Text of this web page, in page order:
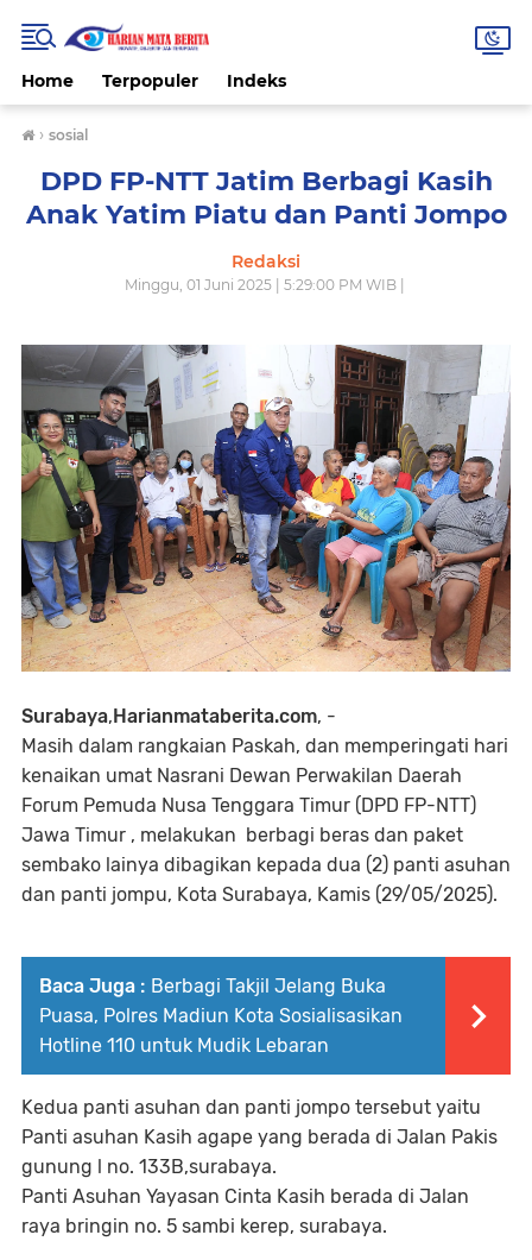
Home Terpopuler Indeks
› sosial
DPD FP-NTT Jatim Berbagi Kasih
Anak Yatim Piatu dan Panti Jompo
Redaksi
Minggu, 01 Juni 2025 | 5:29:00 PM WIB |
Surabaya,Harianmataberita.com, -
Masih dalam rangkaian Paskah, dan memperingati hari
kenaikan umat Nasrani Dewan Perwakilan Daerah
Forum Pemuda Nusa Tenggara Timur (DPD FP-NTT)
Jawa Timur , melakukan berbagi beras dan paket
sembako lainya dibagikan kepada dua (2) panti asuhan
dan panti jompu, Kota Surabaya, Kamis (29/05/2025).
Baca Juga : Berbagi Takjil Jelang Buka
Puasa, Polres Madiun Kota Sosialisasikan
Hotline 110 untuk Mudik Lebaran
Kedua panti asuhan dan panti jompo tersebut yaitu
Panti asuhan Kasih agape yang berada di Jalan Pakis
gunung l no. 133B,surabaya.
Panti Asuhan Yayasan Cinta Kasih berada di Jalan
raya bringin no. 5 sambi kerep, surabaya.